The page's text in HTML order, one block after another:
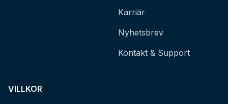
Karriär
Nyhetsbrev
Kontakt & Support
VILLKOR